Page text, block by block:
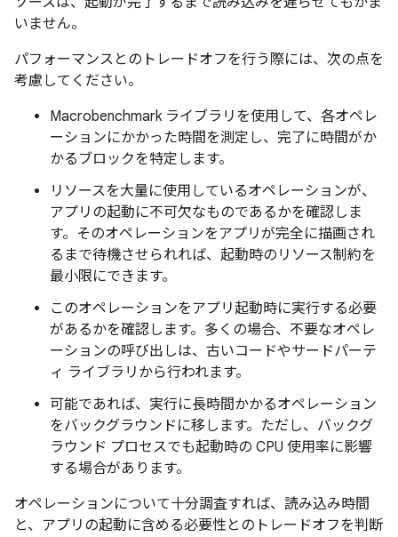
いません。
パフォーマンスとのトレードオフを行う際には、次の点を
考慮してください。
Macrobenchmark ライブラリを使用して、各オペレ
ーションにかかった時間を測定し、完了に時間がか
かるブロックを特定します。
リソースを大量に使用しているオペレーションが、
アプリの起動に不可欠なものであるかを確認しま
す。そのオペレーションをアプリが完全に描画され
るまで待機させられれば、起動時のリソース制約を
最小限にできます。
このオペレーションをアプリ起動時に実行する必要
があるかを確認します。多くの場合、不要なオペレ
ーションの呼び出しは、古いコードやサードパーテ
ィ ライブラリから行われます。
可能であれば、実行に長時間かかるオペレーション
をバックグラウンドに移します。ただし、バックグ
ラウンド プロセスでも起動時の CPU 使用率に影響
する場合があります。
オペレーションについて十分調査すれば、読み込み時間
と、アプリの起動に含める必要性とのトレードオフを判断